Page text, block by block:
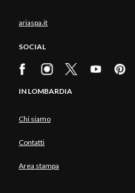
ariaspa.it
SOCIAL
IN LOMBARDIA
Chi siamo
Contatti
Area stampa